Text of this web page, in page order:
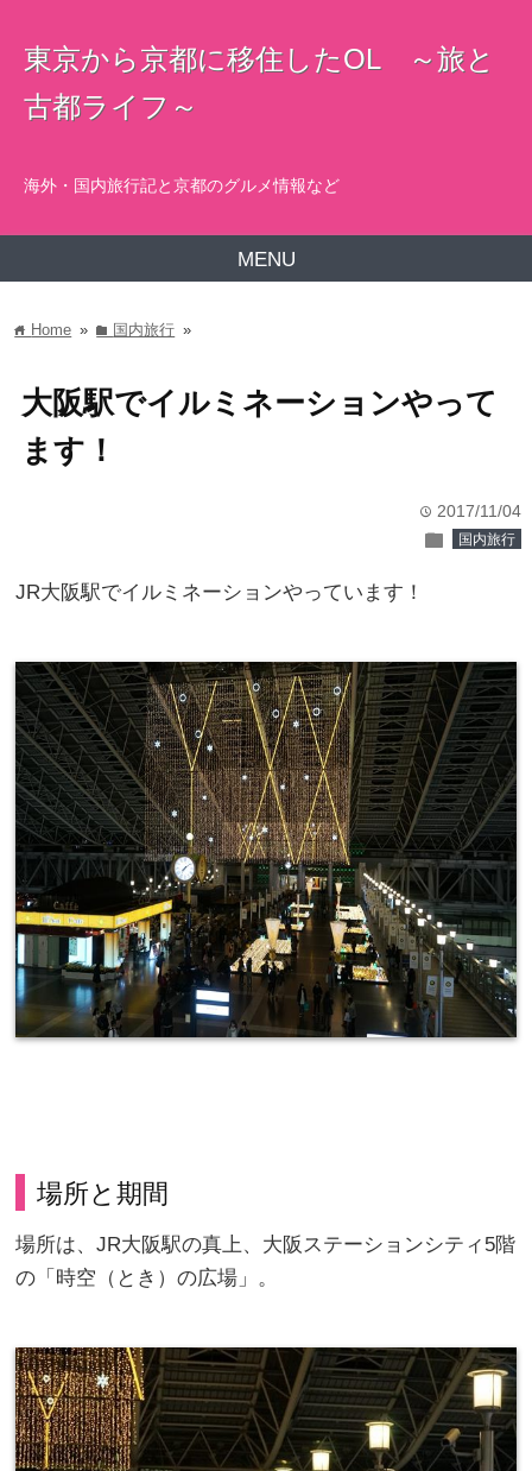
東京から京都に移住したOL ～旅と
古都ライフ～
海外・国内旅行記と京都のグルメ情報など
MENU
home Home » folder 国内旅行 »
大阪駅でイルミネーションやって
ます！
time 2017/11/04
folder 国内旅行
JR大阪駅でイルミネーションやっています！
場所と期間
場所は、JR大阪駅の真上、大阪ステーションシティ5階
の「時空（とき）の広場」。